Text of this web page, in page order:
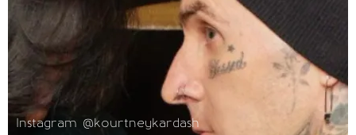
Instagram @kourtneykardash